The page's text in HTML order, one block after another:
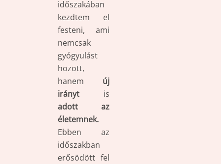
időszakában
kezdtem el
festeni, ami
nemcsak
gyógyulást
hozott,
hanem új
irányt is
adott az
életemnek.
Ebben az
időszakban
erősödött fel